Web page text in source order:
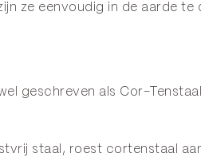
ze eenvoudig in de aarde
geschreven als Cor-
staal, roest cortenstaal